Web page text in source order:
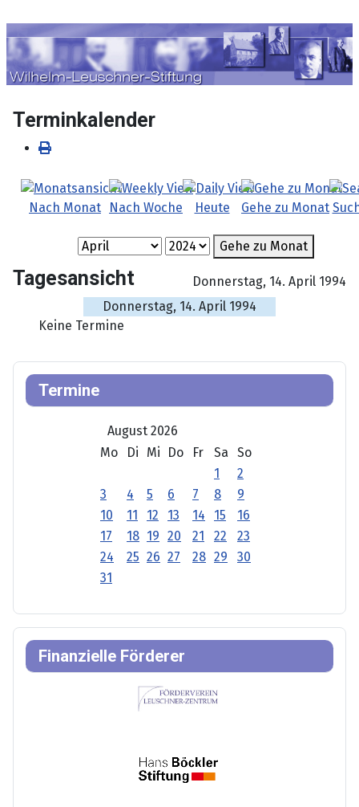
Terminkalender
Nach Monat Nach Woche Heute Gehe zu Monat
Gehe zu Monat
Tagesansicht
Donnerstag, 14. April 1994
Donnerstag, 14. April 1994
Keine Termine
Termine
August 2026
Mo
Di Mi Do Fr Sa
So
1
2
3
4 5 6 7 8
9
10
11 12 13 14 15
16
17
18 19 20 21 22
23
24
25 26 27 28 29
30
31
Finanzielle Förderer